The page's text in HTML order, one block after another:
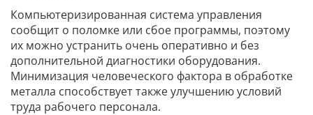
Компьютеризированная система управления
сообщит о поломке или сбое программы, поэтому
их можно устранить очень оперативно и без
дополнительной диагностики оборудования.
Минимизация человеческого фактора в обработке
металла способствует также улучшению условий
труда рабочего персонала.